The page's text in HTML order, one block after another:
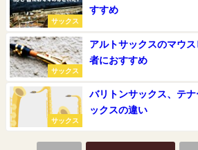
サックス
すすめ
サックス
アルトサックスのマウ
者におすすめ
サックス
バリトンサックス、テ
ックスの違い